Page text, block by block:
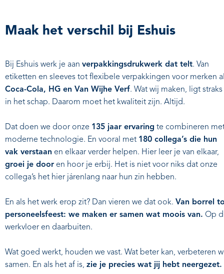
Maak het verschil bij Eshuis
Bij Eshuis werk je aan verpakkingsdrukwerk dat telt. Van
etiketten en sleeves tot flexibele verpakkingen voor merken
Coca-Cola, HG en Van Wijhe Verf. Wat wij maken, ligt straks
in het schap. Daarom moet het kwaliteit zijn. Altijd.
Dat doen we door onze 135 jaar ervaring te combineren
moderne technologie. En vooral met 180 collega’s die hun
vak verstaan en elkaar verder helpen. Hier leer je van elkaar,
groei je door en hoor je erbij. Het is niet voor niks dat onze
collega’s het hier járenlang naar hun zin hebben.
En als het werk erop zit? Dan vieren we dat ook. Van borrel
personeelsfeest: we maken er samen wat moois van. Op
werkvloer en daarbuiten.
Wat goed werkt, houden we vast. Wat beter kan, verbeteren
samen. En als het af is, zie je precies wat jij hebt neergezet.